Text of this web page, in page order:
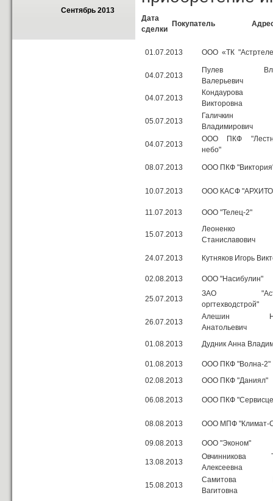
Сентябрь 2013
Дата
сделки
Покупатель
01.07.2013 ООО «ТК
04.07.2013
Пулев
Валерьевич
04.07.2013
Кондаурова
Викторовна
05.07.2013
Галичкин
Владимирович
04.07.2013
ООО ПКФ
небо"
08.07.2013 ООО ПКФ
10.07.2013 ООО КАСФ
11.07.2013 ООО "Телец-2"
15.07.2013
Леоненко
Станиславович
24.07.2013 Кутняков Игорь
02.08.2013 ООО "Насибулин"
25.07.2013
ЗАО
оргтехводстрой"
26.07.2013
Алешин
Анатольевич
01.08.2013
Дудник Анна
01.08.2013
ООО ПКФ "Волна-2"
02.08.2013
ООО ПКФ "Даниял"
06.08.2013 ООО ПКФ
08.08.2013 ООО МПФ "Климат-
09.08.2013 ООО "Эконом"
13.08.2013
Овчинникова
Алексеевна
15.08.2013
Самитова
Вагитовна